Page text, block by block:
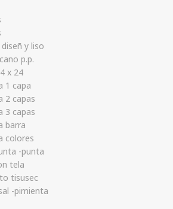
y liso
p.p.
x 24
1 capa
2 capas
3 capas
barra
colores
-punta
tela
tisusec
-pimienta